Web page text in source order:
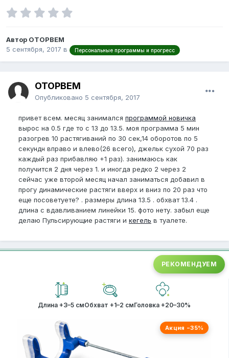
Автор OTOPBEM
5 сентября, 2017 в Персональные программы и прогресс
OTOPBEM
Опубликовано 5 сентября, 2017
привет всем. месяц занимался программой новичка
вырос на 0.5 где то с 13 до 13.5. моя программа 5 мин
разогрев 10 растягиваний по 30 сек,14 оборотов по 5
секундн вправо и влево(26 всего), джельк сухой 70 раз
каждый раз прибавляю +1 раз). занимаюсь как
получится 2 дня через 1. и иногда редко 2 через 2
сейчас уже второй месяц начал заниматься добавил в
прогу динамические растяги вверх и вниз по 20 раз что
еще посоветуете? . размеры длина 13.5 . обхват 13.4 .
длина с вдавливанием линейки 15. фото нету. забыл еще
делаю Пульсирующие растяги и кегель в туалете.
РЕКОМЕНДУЕМ
Длина +3–5 смОбхват +1–2 смГоловка +20–30%
Акция −35%